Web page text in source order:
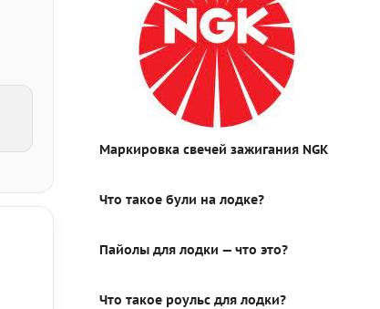
Маркировка свечей зажигания NGK
Что такое були на лодке?
Пайолы для лодки — что это?
Что такое роульс для лодки?